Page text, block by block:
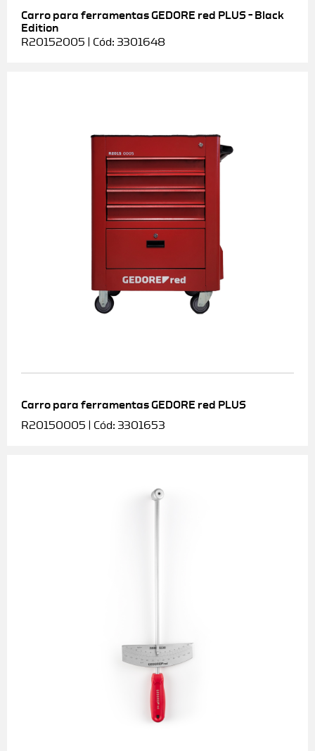
Carro para ferramentas GEDORE red PLUS – Black
Edition
R20152005 | Cód: 3301648
Carro para ferramentas GEDORE red PLUS
R20150005 | Cód: 3301653